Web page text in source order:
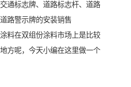
通标志牌、道路标志杆、道路
路警示牌的安装销售
料在双组份涂料市场上是比较
方呢，今天小编在这里做一个